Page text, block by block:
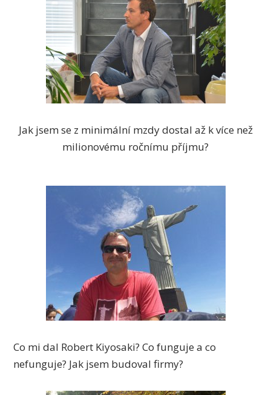
Jak jsem se z minimální mzdy dostal až k více než
milionovému ročnímu příjmu?
Co mi dal Robert Kiyosaki? Co funguje a co
nefunguje? Jak jsem budoval firmy?